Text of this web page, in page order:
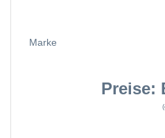
Marke
Preise: